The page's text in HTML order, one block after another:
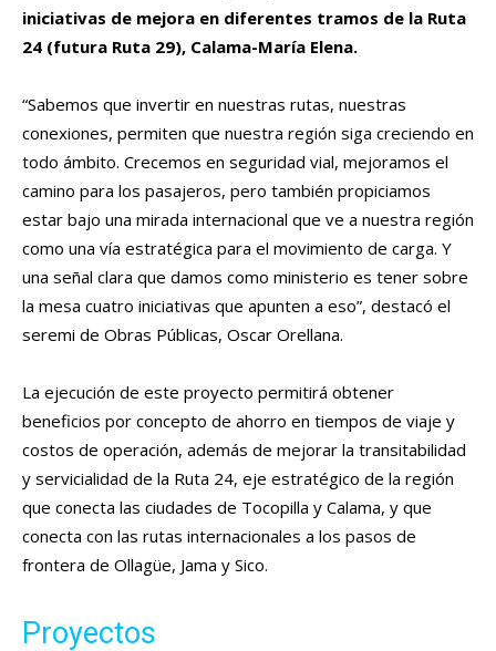
iniciativas de mejora en diferentes tramos de la Ruta
24 (futura Ruta 29), Calama-María Elena.
“Sabemos que invertir en nuestras rutas, nuestras
conexiones, permiten que nuestra región siga creciendo en
todo ámbito. Crecemos en seguridad vial, mejoramos el
camino para los pasajeros, pero también propiciamos
estar bajo una mirada internacional que ve a nuestra región
como una vía estratégica para el movimiento de carga. Y
una señal clara que damos como ministerio es tener sobre
la mesa cuatro iniciativas que apunten a eso”, destacó el
seremi de Obras Públicas, Oscar Orellana.
La ejecución de este proyecto permitirá obtener
beneficios por concepto de ahorro en tiempos de viaje y
costos de operación, además de mejorar la transitabilidad
y servicialidad de la Ruta 24, eje estratégico de la región
que conecta las ciudades de Tocopilla y Calama, y que
conecta con las rutas internacionales a los pasos de
frontera de Ollagüe, Jama y Sico.
Proyectos